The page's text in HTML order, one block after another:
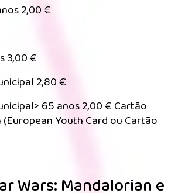
2,00 €
3,00 €
2,80 €
65 anos 2,00 € Cartão
Youth Card ou Cartão
Wars: Mandalorian e